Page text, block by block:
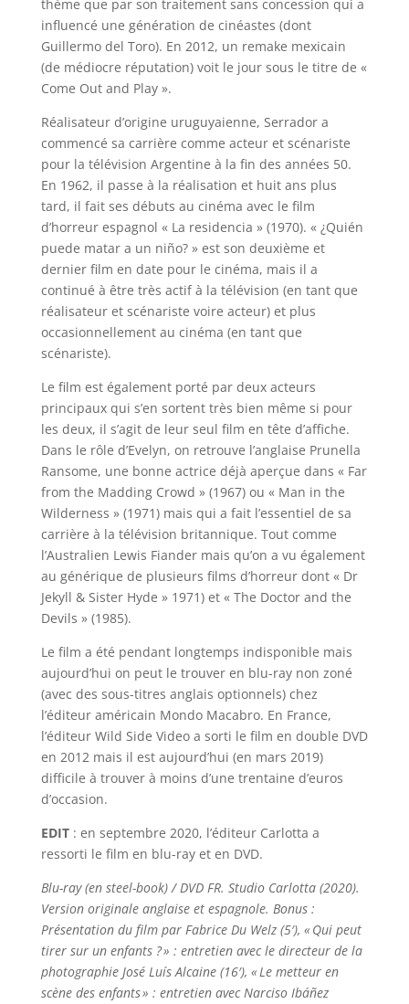
thème que par son traitement sans concession qui a
influencé une génération de cinéastes (dont
Guillermo del Toro). En 2012, un remake mexicain
(de médiocre réputation) voit le jour sous le titre de «
Come Out and Play ».
Réalisateur d’origine uruguyaienne, Serrador a
commencé sa carrière comme acteur et scénariste
pour la télévision Argentine à la fin des années 50.
En 1962, il passe à la réalisation et huit ans plus
tard, il fait ses débuts au cinéma avec le film
d’horreur espagnol « La residencia » (1970). « ¿Quién
puede matar a un niño? » est son deuxième et
dernier film en date pour le cinéma, mais il a
continué à être très actif à la télévision (en tant que
réalisateur et scénariste voire acteur) et plus
occasionnellement au cinéma (en tant que
scénariste).
Le film est également porté par deux acteurs
principaux qui s’en sortent très bien même si pour
les deux, il s’agit de leur seul film en tête d’affiche.
Dans le rôle d’Evelyn, on retrouve l’anglaise Prunella
Ransome, une bonne actrice déjà aperçue dans « Far
from the Madding Crowd » (1967) ou « Man in the
Wilderness » (1971) mais qui a fait l’essentiel de sa
carrière à la télévision britannique. Tout comme
l’Australien Lewis Fiander mais qu’on a vu également
au générique de plusieurs films d’horreur dont « Dr
Jekyll & Sister Hyde » 1971) et « The Doctor and the
Devils » (1985).
Le film a été pendant longtemps indisponible mais
aujourd’hui on peut le trouver en blu-ray non zoné
(avec des sous-titres anglais optionnels) chez
l’éditeur américain Mondo Macabro. En France,
l’éditeur Wild Side Video a sorti le film en double DVD
en 2012 mais il est aujourd’hui (en mars 2019)
difficile à trouver à moins d’une trentaine d’euros
d’occasion.
EDIT: en septembre 2020, l’éditeur Carlotta a
ressorti le film en blu-ray et en DVD.
Blu-ray (en steel-book) / DVD FR. Studio Carlotta (2020).
Version originale anglaise et espagnole. Bonus :
Présentation du film par Fabrice Du Welz (5′), « Qui peut
tirer sur un enfants ? » : entretien avec le directeur de la
photographie José Luís Alcaine (16′), « Le metteur en
scène des enfants » : entretien avec Narciso Ibáñez